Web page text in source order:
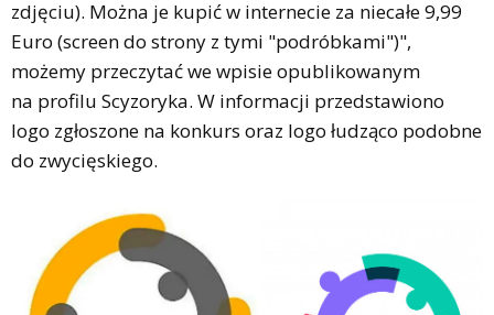
zdjęciu). Można je kupić w internecie za niecałe 9,99
Euro (screen do strony z tymi "podróbkami")",
możemy przeczytać we wpisie opublikowanym
na profilu Scyzoryka. W informacji przedstawiono
logo zgłoszone na konkurs oraz logo łudząco podobne
do zwycięskiego.